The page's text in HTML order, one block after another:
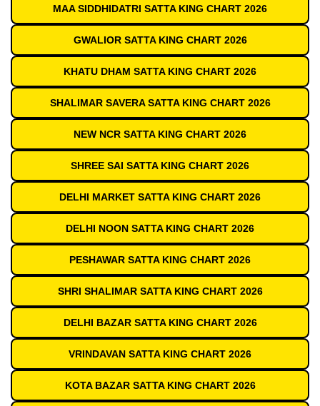
MAA SIDDHIDATRI SATTA KING CHART 2026
GWALIOR SATTA KING CHART 2026
KHATU DHAM SATTA KING CHART 2026
SHALIMAR SAVERA SATTA KING CHART 2026
NEW NCR SATTA KING CHART 2026
SHREE SAI SATTA KING CHART 2026
DELHI MARKET SATTA KING CHART 2026
DELHI NOON SATTA KING CHART 2026
PESHAWAR SATTA KING CHART 2026
SHRI SHALIMAR SATTA KING CHART 2026
DELHI BAZAR SATTA KING CHART 2026
VRINDAVAN SATTA KING CHART 2026
KOTA BAZAR SATTA KING CHART 2026